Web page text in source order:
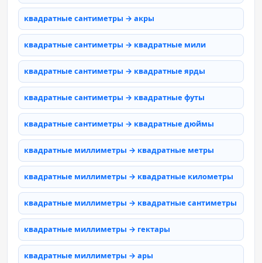
квадратные сантиметры → акры
квадратные сантиметры → квадратные мили
квадратные сантиметры → квадратные ярды
квадратные сантиметры → квадратные футы
квадратные сантиметры → квадратные дюймы
квадратные миллиметры → квадратные метры
квадратные миллиметры → квадратные километры
квадратные миллиметры → квадратные сантиметры
квадратные миллиметры → гектары
квадратные миллиметры → ары